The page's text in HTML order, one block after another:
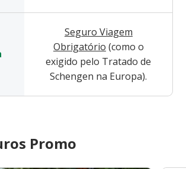
Seguro Viagem
Obrigatório (como o
exigido pelo Tratado de
Schengen na Europa).
Promo